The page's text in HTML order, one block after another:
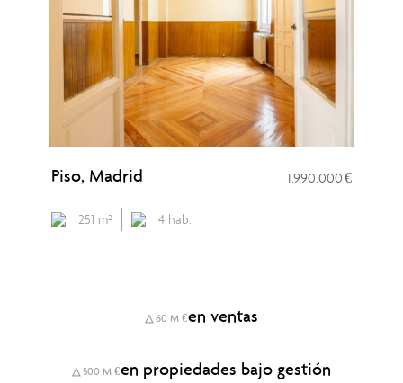
Piso, Madrid 1.990.000 €
251 m² 4 hab.
△ 60 M €en ventas
△ 500 M €en propiedades bajo gestión